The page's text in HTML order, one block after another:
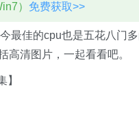
） 免费获取>>
最佳的cpu也是五花八门
清图片，一起看看吧。
】